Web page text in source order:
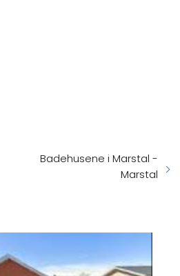
Badehusene i Marstal -
Marstal